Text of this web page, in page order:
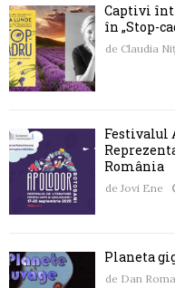
Captivi
în „Stop-
de Claudia
Festivalul
România
de Jovi Ene
Planeta
de Dan